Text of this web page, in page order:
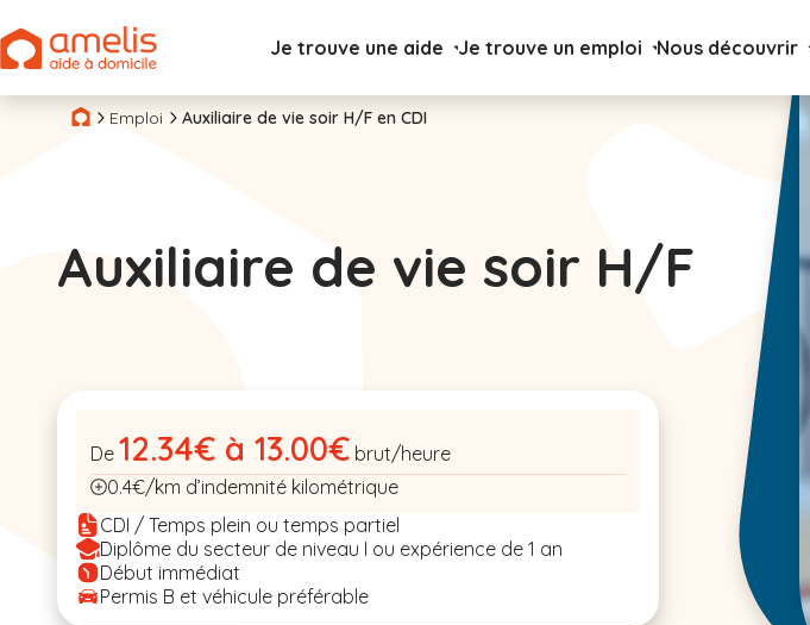
Je trouve une aide Je trouve un emploi Nous découvrir
Emploi Auxiliaire de vie soir H/F en CDI
Auxiliaire de vie soir H/F
De 12.34€ à 13.00€ brut/heure
0.4€/km d’indemnité kilométrique
CDI / Temps plein ou temps partiel
Diplôme du secteur de niveau I ou expérience de 1 an
Début immédiat
Permis B et véhicule préférable